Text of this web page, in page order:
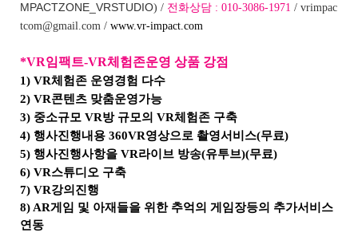
MPACTZONE_VRSTUDIO) / 전화상담 : 010-3086-1971 / vrimpac
tcom@gmail.com / www.vr-impact.com
*VR임팩트-VR체험존운영 상품 강점
1) VR체험존 운영경험 다수
2) VR콘텐츠 맞춤운영가능
3) 중소규모 VR방 규모의 VR체험존 구축
4) 행사진행내용 360VR영상으로 촬영서비스(무료)
5) 행사진행사항을 VR라이브 방송(유투브)(무료)
6) VR스튜디오 구축
7) VR강의진행
8) AR게임 및 아재들을 위한 추억의 게임장등의 추가서비스
연동